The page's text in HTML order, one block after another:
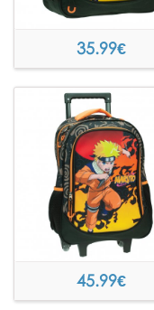
35.99€
45.99€